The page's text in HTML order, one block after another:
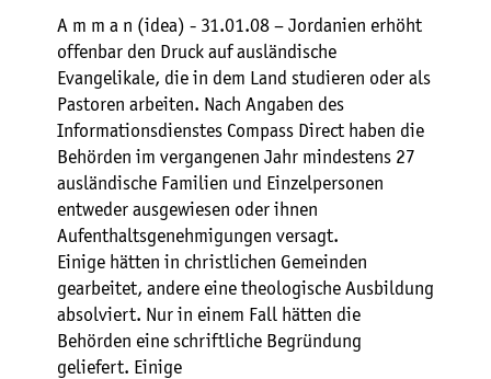
A m m a n (idea) - 31.01.08 – Jordanien erhöht
offenbar den Druck auf ausländische
Evangelikale, die in dem Land studieren oder als
Pastoren arbeiten. Nach Angaben des
Informationsdienstes Compass Direct haben die
Behörden im vergangenen Jahr mindestens 27
ausländische Familien und Einzelpersonen
entweder ausgewiesen oder ihnen
Aufenthaltsgenehmigungen versagt.
Einige hätten in christlichen Gemeinden
gearbeitet, andere eine theologische Ausbildung
absolviert. Nur in einem Fall hätten die
Behörden eine schriftliche Begründung
geliefert. Einige